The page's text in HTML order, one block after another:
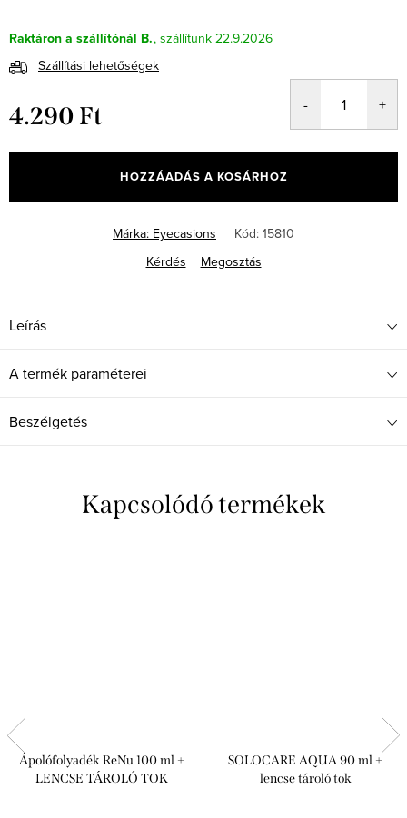
Raktáron a szállítónál B.
22.9.2026
Szállítási lehetőségek
4.290 Ft
HOZZÁADÁS A KOSÁRHOZ
Márka: Eyecasions Kód: 15810
Kérdés
Megosztás
Leírás
A termék paraméterei
Beszélgetés
Kapcsolódó termékek
Ápolófolyadék ReNu 100 ml +
LENCSE TÁROLÓ TOK
SOLOCARE AQUA 90 ml +
lencse tároló tok